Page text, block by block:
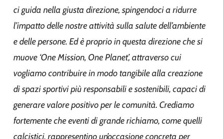
ci guida nella giusta direzione, spingendoci a ridurre
l’impatto delle nostre attività sulla salute dell’ambiente
e delle persone. Ed è proprio in questa direzione che si
muove ‘One Mission, One Planet’, attraverso cui
vogliamo contribuire in modo tangibile alla creazione
di spazi sportivi più responsabili e sostenibili, capaci di
generare valore positivo per le comunità. Crediamo
fortemente che eventi di grande richiamo, come quelli
calcistici, rappresentino un’occasione concreta per